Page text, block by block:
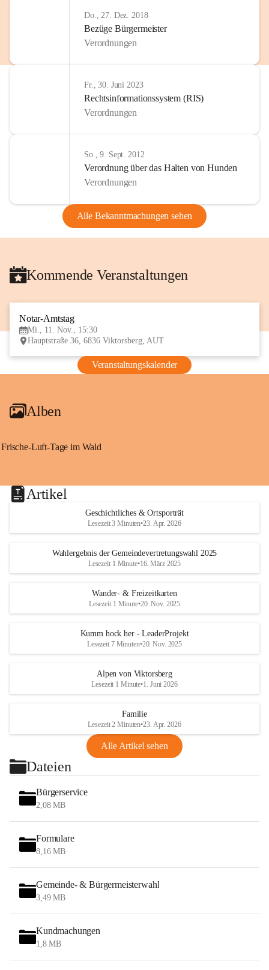
Do., 27. Dez. 2018
Bezüge Bürgermeister
Verordnungen
Fr., 30. Juni 2023
Rechtsinformationssystem (RIS)
Verordnungen
So., 9. Sept. 2012
Verordnung über das Halten von Hunden
Verordnungen
Alle Bekanntmachungen sehen
Kommende Veranstaltungen
Notar-Amtstag
Mi., 11. Nov., 15:30
Hauptstraße 36, 6836 Viktorsberg, AUT
Veranstaltungskalender
Alben
Frische-Luft-Tage im Wald
Artikel
Geschichtliches & Ortsporträt
Lesezeit 3 Minuten•23. Apr. 2026
Wahlergebnis der Gemeindevertretungswahl 2025
Lesezeit 1 Minute•16. März 2025
Wander- & Freizeitkarten
Lesezeit 1 Minute•20. Nov. 2025
Kumm hock her - LeaderProjekt
Lesezeit 7 Minuten•20. Nov. 2025
Alpen von Viktorsberg
Lesezeit 1 Minute•1. Juni 2026
Familie
Lesezeit 2 Minuten•23. Apr. 2026
Alle Artikel sehen
Dateien
Bürgerservice
2,08 MB
Formulare
8,16 MB
Gemeinde- & Bürgermeisterwahl
3,49 MB
Kundmachungen
1,8 MB